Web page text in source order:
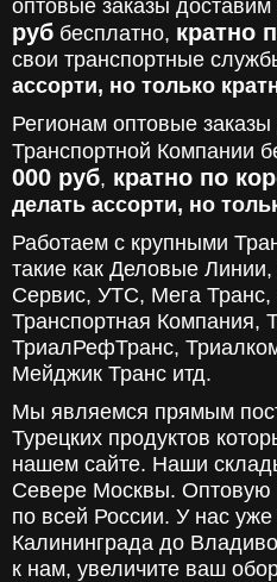
оптовые заказы доставим
руб бесплатно, кратно
свои транспортные
ассорти, но только
Регионам оптовые
Транспортной Компании
000 руб, кратно по
делать ассорти, но
Работаем с крупными
такие как Деловые
Сервис, УТС, Мега Транс,
Транспортная Компания,
ТриалРефТранс,
Мейджик Транс итд.
Мы являемся прямым
Турецких продуктов
нашем сайте. Наши
Севере Москвы. Оптовую
по всей России. У нас уже
Калининграда до
к нам, увеличите ваш